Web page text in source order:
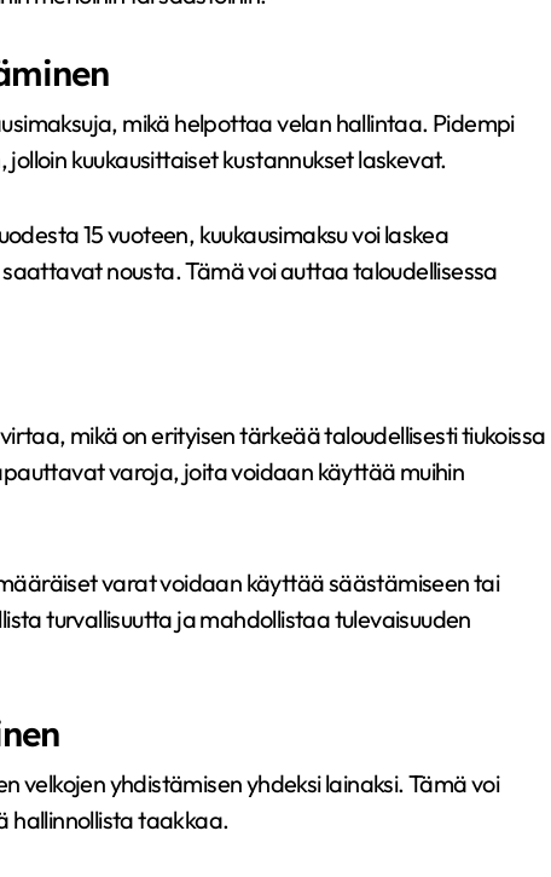
mikä helpottaa velan hallintaa. Pidempi
kuukausittaiset kustannukset laskevat.
15 vuoteen, kuukausimaksu voi laskea
nousta. Tämä voi auttaa taloudellisessa
mikä on erityisen tärkeää taloudellisesti tiukoissa
varoja, joita voidaan käyttää muihin
varat voidaan käyttää säästämiseen tai
turvallisuutta ja mahdollistaa tulevaisuuden
velkojen yhdistämisen yhdeksi lainaksi. Tämä voi
hallinnollista taakkaa.